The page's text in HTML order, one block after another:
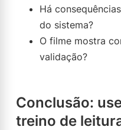
Há
do sistema?
O filme mostra
validação?
Conclusão:
treino de